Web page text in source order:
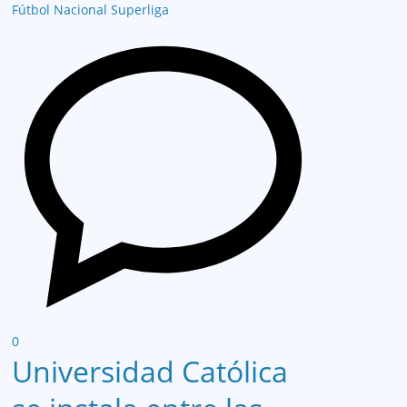
Fútbol Nacional Superliga
0
Universidad Católica